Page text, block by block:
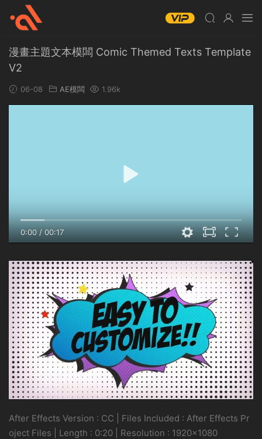
漫畫主題文本模闆 Comic Themed Texts Template
V2
06-08 AE模闆 1.96k
0:00/00:17
After Effects Version : CC | Files Included : After Effects Pr
oject Files | Length : 0:20 | Resolution : 1920×1080